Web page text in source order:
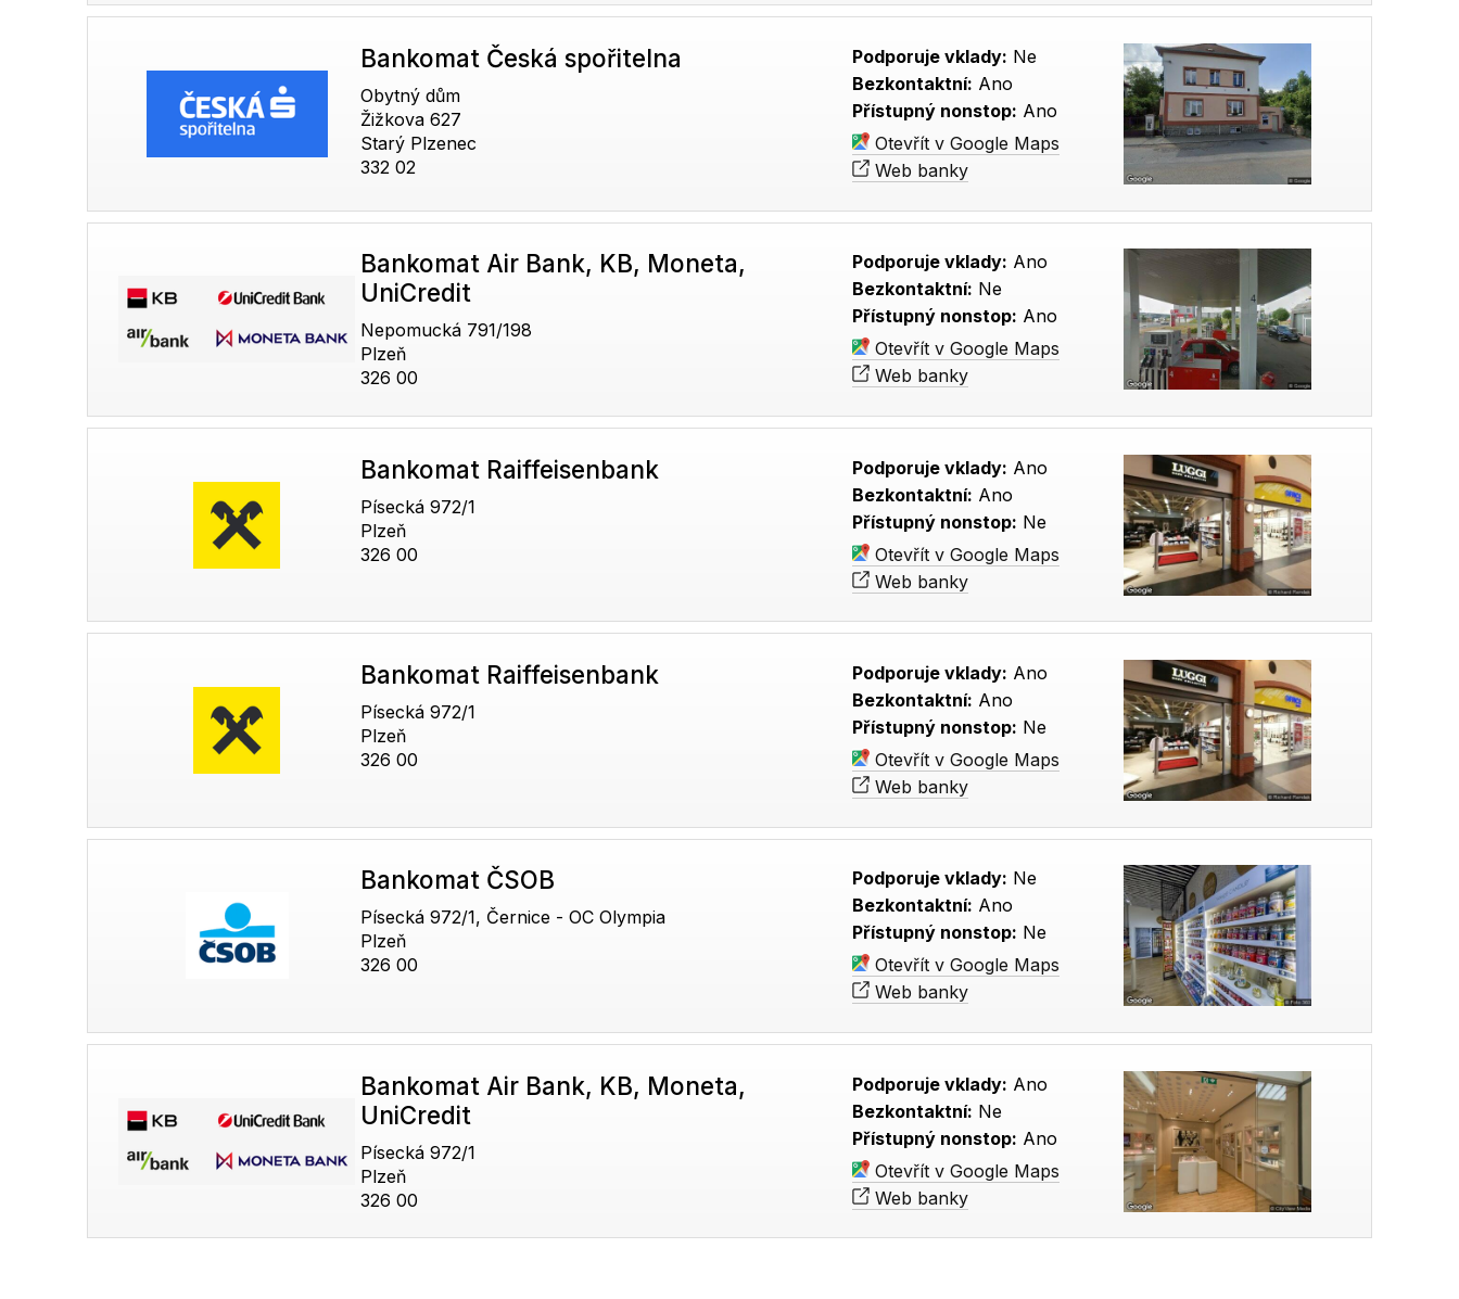
Bankomat Česká spořitelna
Obytný dům
Žižkova 627
Starý Plzenec
332 02
Podporuje vklady: Ne
Bezkontaktní: Ano
Přístupný nonstop: Ano
Otevřít v Google Maps
Web banky
Bankomat Air Bank, KB, Moneta,
UniCredit
Nepomucká 791/198
Plzeň
326 00
Podporuje vklady: Ano
Bezkontaktní: Ne
Přístupný nonstop: Ano
Otevřít v Google Maps
Web banky
Bankomat Raiffeisenbank
Písecká 972/1
Plzeň
326 00
Podporuje vklady: Ano
Bezkontaktní: Ano
Přístupný nonstop: Ne
Otevřít v Google Maps
Web banky
Bankomat Raiffeisenbank
Písecká 972/1
Plzeň
326 00
Podporuje vklady: Ano
Bezkontaktní: Ano
Přístupný nonstop: Ne
Otevřít v Google Maps
Web banky
Bankomat ČSOB
Písecká 972/1, Černice - OC Olympia
Plzeň
326 00
Podporuje vklady: Ne
Bezkontaktní: Ano
Přístupný nonstop: Ne
Otevřít v Google Maps
Web banky
Bankomat Air Bank, KB, Moneta,
UniCredit
Písecká 972/1
Plzeň
326 00
Podporuje vklady: Ano
Bezkontaktní: Ne
Přístupný nonstop: Ano
Otevřít v Google Maps
Web banky